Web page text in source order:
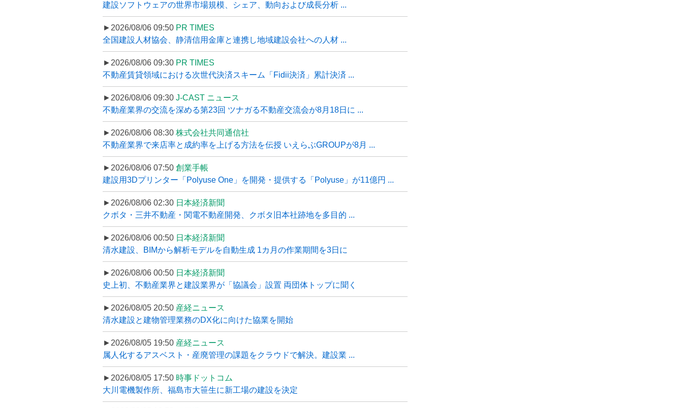
建設ソフトウェアの世界市場規模、シェア、動向および成長分析 ...
►2026/08/06 09:50 PR TIMES
全国建設人材協会、静清信用金庫と連携し地域建設会社への人材 ...
►2026/08/06 09:30 PR TIMES
不動産賃貸領域における次世代決済スキーム「Fidii決済」累計決済 ...
►2026/08/06 09:30 J-CAST ニュース
不動産業界の交流を深める第23回 ツナガる不動産交流会が8月18日に ...
►2026/08/06 08:30 株式会社共同通信社
不動産業界で来店率と成約率を上げる方法を伝授 いえらぶGROUPが8月 ...
►2026/08/06 07:50 創業手帳
建設用3Dプリンター「Polyuse One」を開発・提供する「Polyuse」が11億円 ...
►2026/08/06 02:30 日本経済新聞
クボタ・三井不動産・関電不動産開発、クボタ旧本社跡地を多目的 ...
►2026/08/06 00:50 日本経済新聞
清水建設、BIMから解析モデルを自動生成 1カ月の作業期間を3日に
►2026/08/06 00:50 日本経済新聞
史上初、不動産業界と建設業界が「協議会」設置 両団体トップに聞く
►2026/08/05 20:50 産経ニュース
清水建設と建物管理業務のDX化に向けた協業を開始
►2026/08/05 19:50 産経ニュース
属人化するアスベスト・産廃管理の課題をクラウドで解決。建設業 ...
►2026/08/05 17:50 時事ドットコム
大川電機製作所、福島市大笹生に新工場の建設を決定